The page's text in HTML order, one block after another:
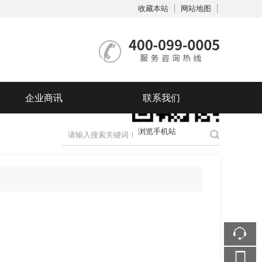
收藏本站
网站地图
浏览手机站
企业商讯 联系我们